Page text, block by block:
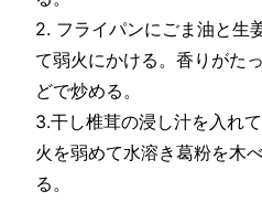
2. フライパンにごま油と生
て弱火にかける。香りがた
どで炒める。
3.干し椎茸の浸し汁を入れ
火を弱めて水溶き葛粉を木
る。